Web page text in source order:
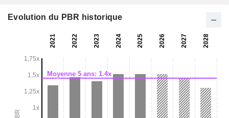
Evolution du PBR historique